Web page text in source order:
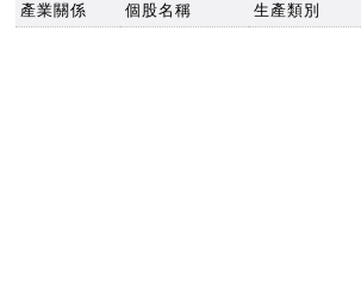
產業關係 個股名稱 生產類別